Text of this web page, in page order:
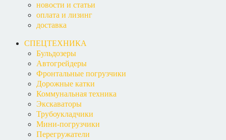
новости и статьи
оплата и лизинг
доставка
СПЕЦТЕХНИКА
Бульдозеры
Автогрейдеры
Фронтальные погрузчики
Дорожные катки
Коммунальная техника
Экскаваторы
Трубоукладчики
Мини-погрузчики
Перегружатели